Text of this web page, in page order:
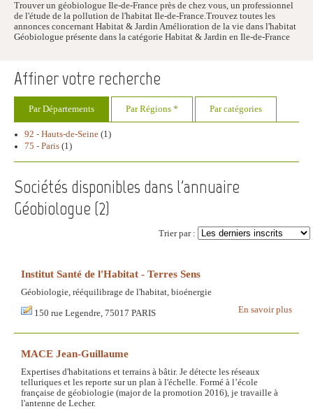
Trouver un géobiologue Ile-de-France près de chez vous, un professionnel
de l'étude de la pollution de l'habitat Ile-de-France.Trouvez toutes les
annonces concernant Habitat & Jardin Amélioration de la vie dans l'habitat
Géobiologue présente dans la catégorie Habitat & Jardin en Ile-de-France
Affiner votre recherche
Par Départements Par Régions * Par catégories
92 - Hauts-de-Seine (1)
75 - Paris (1)
Sociétés disponibles dans l'annuaire
Géobiologue (2)
Trier par :
Institut Santé de l'Habitat - Terres Sens
Géobiologie, rééquilibrage de l'habitat, bioénergie
En savoir plus
150 rue Legendre, 75017 PARIS
MACE Jean-Guillaume
Expertises d'habitations et terrains à bâtir. Je détecte les réseaux
telluriques et les reporte sur un plan à l'échelle. Formé à l’école
française de géobiologie (major de la promotion 2016), je travaille à
l'antenne de Lecher.